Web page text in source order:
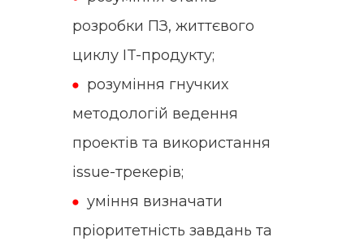
розробки ПЗ, життєвого
циклу IT-продукту;
розуміння гнучких
методологій ведення
проектів та використання
issue-трекерів;
уміння визначати
пріоритетність завдань та